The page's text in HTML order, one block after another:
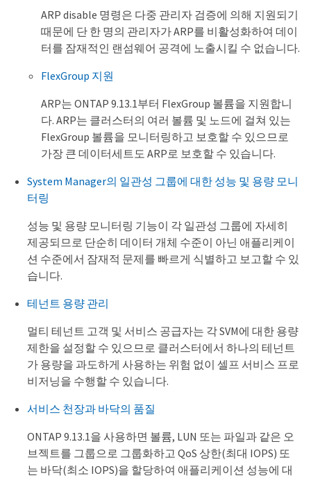
ARP disable 명령은 다중 관리자 검증에 의해 지원되기
때문에 단 한 명의 관리자가 ARP를 비활성화하여 데이
터를 잠재적인 랜섬웨어 공격에 노출시킬 수 없습니다.
FlexGroup 지원
ARP는 ONTAP 9.13.1부터 FlexGroup 볼륨을 지원합니
다. ARP는 클러스터의 여러 볼륨 및 노드에 걸쳐 있는
FlexGroup 볼륨을 모니터링하고 보호할 수 있으므로
가장 큰 데이터세트도 ARP로 보호할 수 있습니다.
System Manager의 일관성 그룹에 대한 성능 및 용량 모니
터링
성능 및 용량 모니터링 기능이 각 일관성 그룹에 자세히
제공되므로 단순히 데이터 개체 수준이 아닌 애플리케이
션 수준에서 잠재적 문제를 빠르게 식별하고 보고할 수 있
습니다.
테넌트 용량 관리
멀티 테넌트 고객 및 서비스 공급자는 각 SVM에 대한 용량
제한을 설정할 수 있으므로 클러스터에서 하나의 테넌트
가 용량을 과도하게 사용하는 위험 없이 셀프 서비스 프로
비저닝을 수행할 수 있습니다.
서비스 천장과 바닥의 품질
ONTAP 9.13.1을 사용하면 볼륨, LUN 또는 파일과 같은 오
브젝트를 그룹으로 그룹화하고 QoS 상한(최대 IOPS) 또
는 바닥(최소 IOPS)을 할당하여 애플리케이션 성능에 대